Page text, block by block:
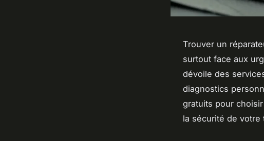
Trouver un
surtout face aux
dévoile des
diagnostics
gratuits pour
la sécurité de votre